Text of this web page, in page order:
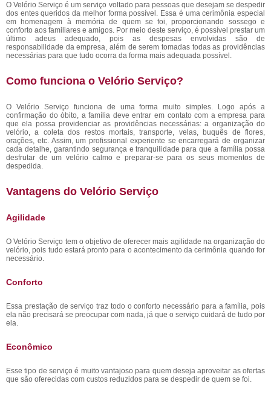
O Velório Serviço é um serviço voltado para pessoas que desejam se despedir
dos entes queridos da melhor forma possível. Essa é uma cerimônia especial
em homenagem à memória de quem se foi, proporcionando sossego e
conforto aos familiares e amigos. Por meio deste serviço, é possível prestar um
último adeus adequado, pois as despesas envolvidas são de
responsabilidade da empresa, além de serem tomadas todas as providências
necessárias para que tudo ocorra da forma mais adequada possível.
Como funciona o Velório Serviço?
O Velório Serviço funciona de uma forma muito simples. Logo após a
confirmação do óbito, a família deve entrar em contato com a empresa para
que ela possa providenciar as providências necessárias: a organização do
velório, a coleta dos restos mortais, transporte, velas, buquês de flores,
orações, etc. Assim, um profissional experiente se encarregará de organizar
cada detalhe, garantindo segurança e tranquilidade para que a família possa
desfrutar de um velório calmo e preparar-se para os seus momentos de
despedida.
Vantagens do Velório Serviço
Agilidade
O Velório Serviço tem o objetivo de oferecer mais agilidade na organização do
velório, pois tudo estará pronto para o acontecimento da cerimônia quando for
necessário.
Conforto
Essa prestação de serviço traz todo o conforto necessário para a família, pois
ela não precisará se preocupar com nada, já que o serviço cuidará de tudo por
ela.
Econômico
Esse tipo de serviço é muito vantajoso para quem deseja aproveitar as ofertas
que são oferecidas com custos reduzidos para se despedir de quem se foi.